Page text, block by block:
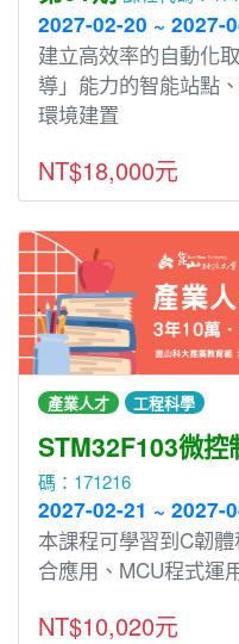
2027-02-20 ~ 2027-
建立高效率的自動化
導」能力的智能站點
環境建置
NT$18,000元
產業人才 工程科學
STM32F103微控
碼：171216
2027-02-21 ~ 2027-
本課程可學習到C韌
合應用、MCU程式運
NT$10,020元